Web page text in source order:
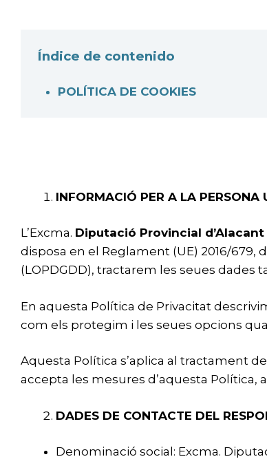
Índice de contenido
POLÍTICA DE COOKIES
INFORMACIÓ PER A LA PERSONA
L’Excma. Diputació Provincial d’Alacant
disposa en el Reglament (UE) 2016/679,
(LOPDGDD), tractarem les seues
En aquesta Política de Privacitat
com els protegim i les seues opcions
Aquesta Política s’aplica al tractament
accepta les mesures d’aquesta
DADES DE CONTACTE DEL
Denominació social: Excma.